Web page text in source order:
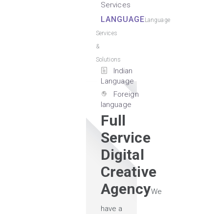
Services
LANGUAGELanguage
Services
&
Solutions
Indian
Language
Foreign
language
Full
Service
Digital
Creative
AgencyWe
have a